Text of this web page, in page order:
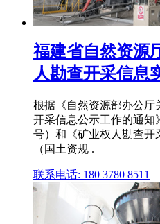
福建省自然资源
人勘查开采信息
根据《自然资源部办公厅
开采信息公示工作的通知
号）和《矿业权人勘查开
（国土资规 .
联系电话: 180 3780 8511